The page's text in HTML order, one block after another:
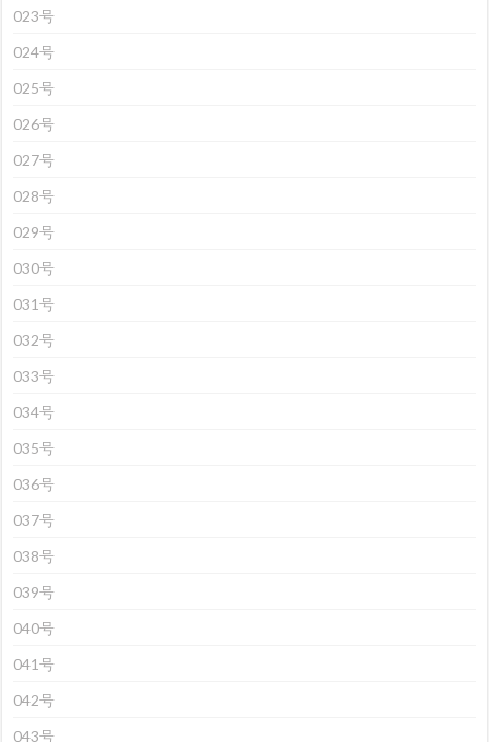
023号
024号
025号
026号
027号
028号
029号
030号
031号
032号
033号
034号
035号
036号
037号
038号
039号
040号
041号
042号
043号